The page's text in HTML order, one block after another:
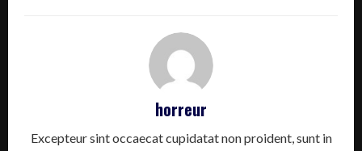
horreur
Excepteur sint occaecat cupidatat non proident, sunt in